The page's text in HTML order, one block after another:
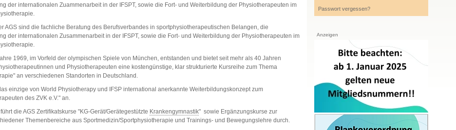
der internationalen Zuammenarbeit in der IFSPT, sowie die Fort- und Weiterbildung der Physiotherapeuten im
AGS sind die fachliche Beratung des Berufsverbandes in sportphysiotherapeutischen Belangen, die
der internationalen Zusammenarbeit in der IFSPT, sowie die Fort- und Weiterbildung der Physiotherapeuten im
1969, im Vorfeld der olympischen Spiele von München, entstanden und bietet seit mehr als 40 Jahren
und Physiotherapeuten eine kostengünstige, klar strukturierte Kursreihe zum Thema
an verschiedenen Standorten in Deutschland.
einzige von World Physiotherapy und IFSP international anerkannte Weiterbildungskonzept zum
des ZVK e.V." an.
die AGS Zertifikatskurse "KG-Gerät/Gerätegestützte Krankengymnastik" sowie Ergänzungskurse zur
Themenbereiche aus Sportmedizin/Sportphysiotherapie und Trainings- und Bewegungslehre durch.
Passwort vergessen?
Anzeigen